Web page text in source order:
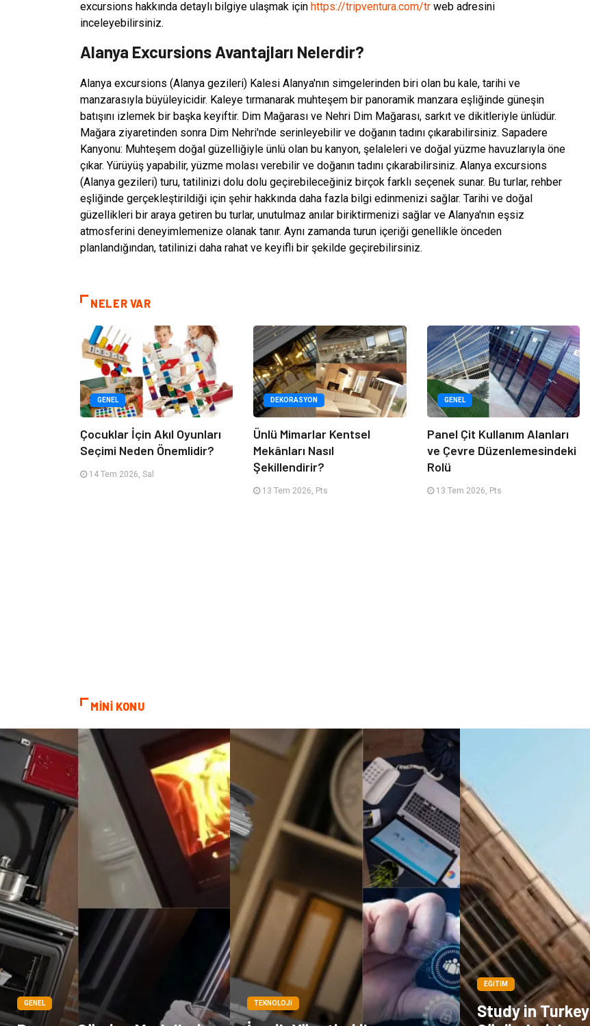
excursions hakkında detaylı bilgiye ulaşmak için https://tripventura.com/tr web adresini
inceleyebilirsiniz.
Alanya Excursions Avantajları Nelerdir?
Alanya excursions (Alanya gezileri) Kalesi Alanya'nın simgelerinden biri olan bu kale, tarihi ve
manzarasıyla büyüleyicidir. Kaleye tırmanarak muhteşem bir panoramik manzara eşliğinde güneşin
batışını izlemek bir başka keyiftir. Dim Mağarası ve Nehri Dim Mağarası, sarkıt ve dikitleriyle ünlüdür.
Mağara ziyaretinden sonra Dim Nehri'nde serinleyebilir ve doğanın tadını çıkarabilirsiniz. Sapadere
Kanyonu: Muhteşem doğal güzelliğiyle ünlü olan bu kanyon, şelaleleri ve doğal yüzme havuzlarıyla öne
çıkar. Yürüyüş yapabilir, yüzme molası verebilir ve doğanın tadını çıkarabilirsiniz. Alanya excursions
(Alanya gezileri) turu, tatilinizi dolu dolu geçirebileceğiniz birçok farklı seçenek sunar. Bu turlar, rehber
eşliğinde gerçekleştirildiği için şehir hakkında daha fazla bilgi edinmenizi sağlar. Tarihi ve doğal
güzellikleri bir araya getiren bu turlar, unutulmaz anılar biriktirmenizi sağlar ve Alanya'nın eşsiz
atmosferini deneyimlemenize olanak tanır. Aynı zamanda turun içeriği genellikle önceden
planlandığından, tatilinizi daha rahat ve keyifli bir şekilde geçirebilirsiniz.
NELER VAR
GENEL
Çocuklar İçin Akıl Oyunları
Seçimi Neden Önemlidir?
14 Tem 2026, Sal
DEKORASYON
Ünlü Mimarlar Kentsel
Mekânları Nasıl
Şekillendirir?
13 Tem 2026, Pts
GENEL
Panel Çit Kullanım Alanları
ve Çevre Düzenlemesindeki
Rolü
13 Tem 2026, Pts
MİNİ KONU
GENEL TEKNOLOJI
EĞITIM
Study in Turkey